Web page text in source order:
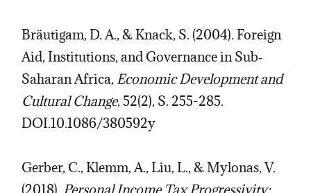
Bräutigam, D. A., & Knack, S. (2004). Foreign
Aid, Institutions, and Governance in Sub‐
Saharan Africa, Economic Development and
Cultural Change, 52(2), S. 255-285.
DOI.10.1086/380592y
Gerber, C., Klemm, A., Liu, L., & Mylonas, V.
(2018). Personal Income Tax Progressivity: